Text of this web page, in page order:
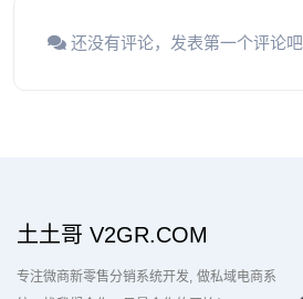
还没有评论，发表第一个评论吧
土土哥 V2GR.COM
专注微商新零售分销系统开发 做私域电商系